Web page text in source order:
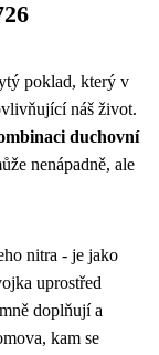
poklad, který v
náš život.
duchovní
nenápadně, ale
nitra - je jako
uprostřed
doplňují a
kam se